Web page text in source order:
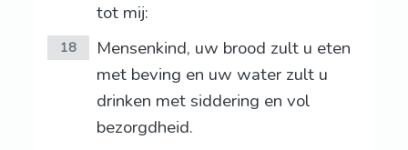
tot mij:
18
Mensenkind, uw brood zult u eten
met beving en uw water zult u
drinken met siddering en vol
bezorgdheid.